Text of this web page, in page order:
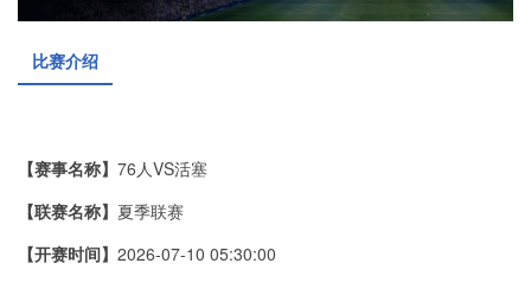
比赛介绍
【赛事名称】 76人VS活塞
【联赛名称】 夏季联赛
【开赛时间】 2026-07-10 05:30:00